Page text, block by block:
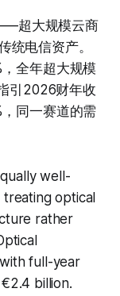
超大规模云商
统电信资产。
全年超大规模
引2026财年收
同一赛道的需
well-
optical
rather
full-year
billion.